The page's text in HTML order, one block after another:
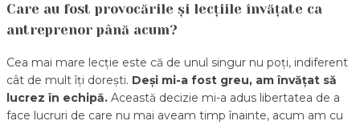
Care au fost provocările și lecțiile învățate ca
antreprenor până acum?
Cea mai mare lecție este că de unul singur nu poți, indiferent
cât de mult îți dorești. Deși mi-a fost greu, am învățat să
lucrez în echipă. Această decizie mi-a adus libertatea de a
face lucruri de care nu mai aveam timp înainte, acum am cu